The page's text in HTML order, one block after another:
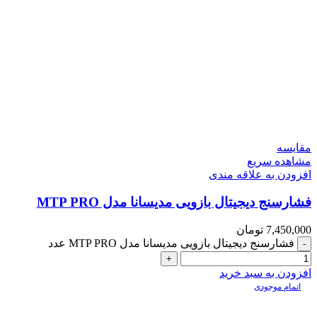
مقایسه
مشاهده سریع
افزودن به علاقه مندی
فشارسنج دیجیتال بازویی مدیسانا مدل MTP PRO
7,450,000 تومان
فشارسنج دیجیتال بازویی مدیسانا مدل MTP PRO عدد
افزودن به سبد خرید
اتمام موجودی